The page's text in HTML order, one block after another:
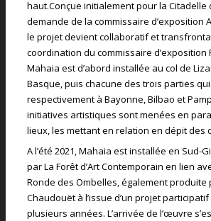
haut.Conçue initialement pour la Citadelle
demande de la commissaire d’exposition
le projet devient collaboratif et
coordination du commissaire d’exposition
Mahaia est d’abord installée au col de
Basque, puis chacune des trois parties
respectivement à Bayonne, Bilbao et
initiatives artistiques sont menées en
lieux, les mettant en relation en dépit des
A l’été 2021, Mahaia est installée en Sud-
par La Forêt d’Art Contemporain en lien
Ronde des Ombelles, également produite
Chaudouët à l’issue d’un projet
plusieurs années. L’arrivée de l’œuvre